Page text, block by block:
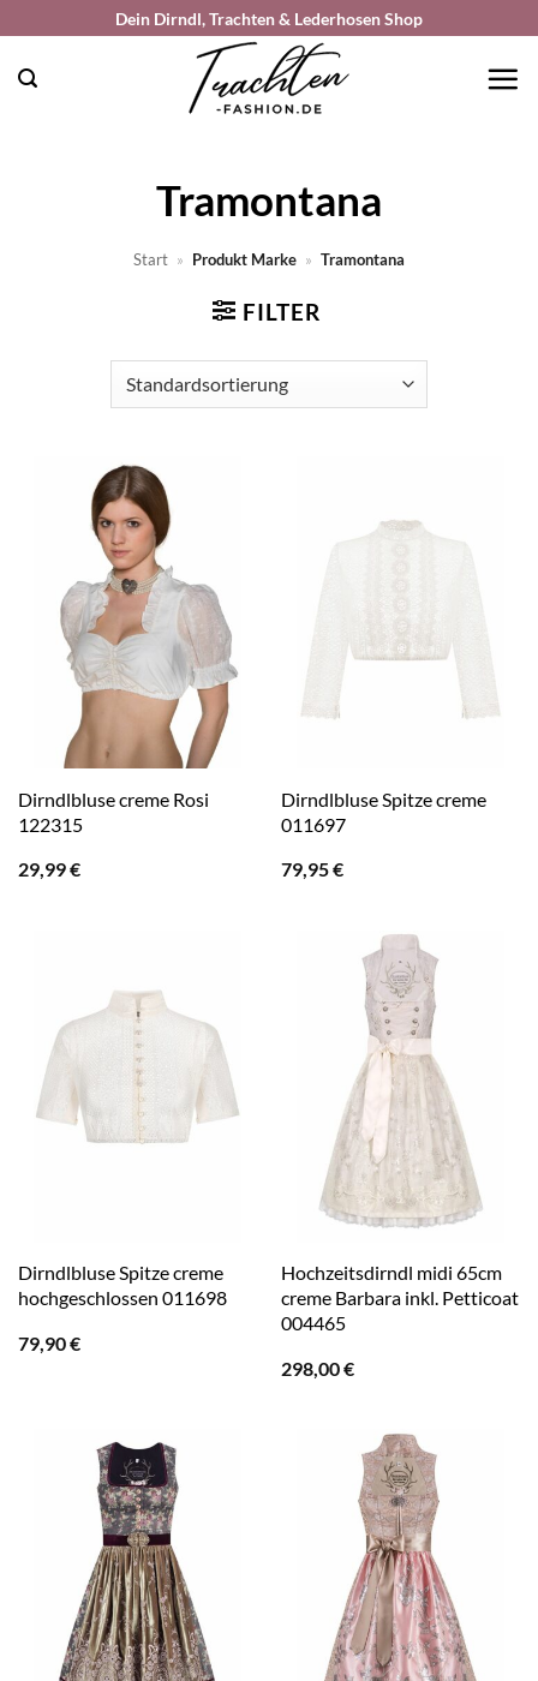
springen
Dein Dirndl, Trachten & Lederhosen Shop
Tramontana
Start » Produkt Marke » Tramontana
FILTER
Dirndlbluse creme Rosi
122315
29,99€
Dirndlbluse Spitze creme
011697
79,95€
Dirndlbluse Spitze creme
hochgeschlossen 011698
79,90€
Hochzeitsdirndl midi 65cm
creme Barbara inkl. Petticoat
004465
298,00€